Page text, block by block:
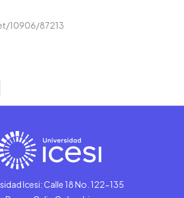
10906/87213
Icesi: Calle 18 No. 122-135